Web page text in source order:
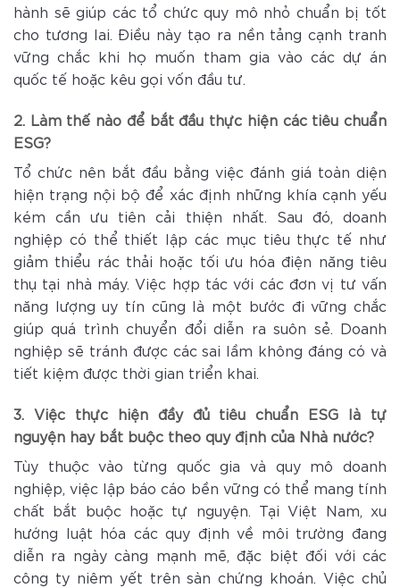
hành sẽ giúp các tổ chức quy mô nhỏ chuẩn bị tốt
cho tương lai. Điều này tạo ra nền tảng cạnh tranh
vững chắc khi họ muốn tham gia vào các dự án
quốc tế hoặc kêu gọi vốn đầu tư.
2. Làm thế nào để bắt đầu thực hiện các tiêu chuẩn
ESG?
Tổ chức nên bắt đầu bằng việc đánh giá toàn diện
hiện trạng nội bộ để xác định những khía cạnh yếu
kém cần ưu tiên cải thiện nhất. Sau đó, doanh
nghiệp có thể thiết lập các mục tiêu thực tế như
giảm thiểu rác thải hoặc tối ưu hóa điện năng tiêu
thụ tại nhà máy. Việc hợp tác với các đơn vị tư vấn
năng lượng uy tín cũng là một bước đi vững chắc
giúp quá trình chuyển đổi diễn ra suôn sẻ. Doanh
nghiệp sẽ tránh được các sai lầm không đáng có và
tiết kiệm được thời gian triển khai.
3. Việc thực hiện đầy đủ tiêu chuẩn ESG là tự
nguyện hay bắt buộc theo quy định của Nhà nước?
Tùy thuộc vào từng quốc gia và quy mô doanh
nghiệp, việc lập báo cáo bền vững có thể mang tính
chất bắt buộc hoặc tự nguyện. Tại Việt Nam, xu
hướng luật hóa các quy định về môi trường đang
diễn ra ngày càng mạnh mẽ, đặc biệt đối với các
công ty niêm yết trên sàn chứng khoán. Việc chủ